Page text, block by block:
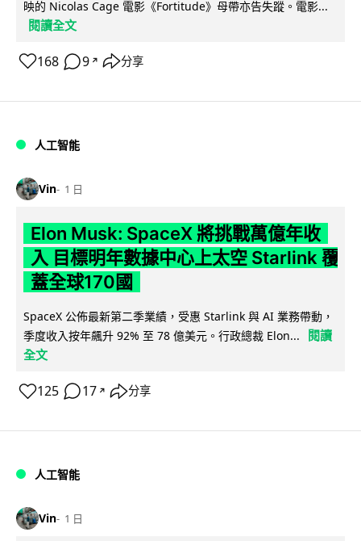
映的 Nicolas Cage 電影《Fortitude》母帶亦告失蹤。電影...
閱讀全文
168 9 ↗ 分享
人工智能
Vin 1 日
Elon Musk: SpaceX 將挑戰萬億年收
入 目標明年數據中心上太空 Starlink 覆
蓋全球170國
SpaceX 公佈最新第二季業績，受惠 Starlink 與 AI 業務帶動，
季度收入按年飆升 92% 至 78 億美元。行政總裁 Elon...
閱讀
全文
125 17 ↗ 分享
人工智能
Vin 1 日